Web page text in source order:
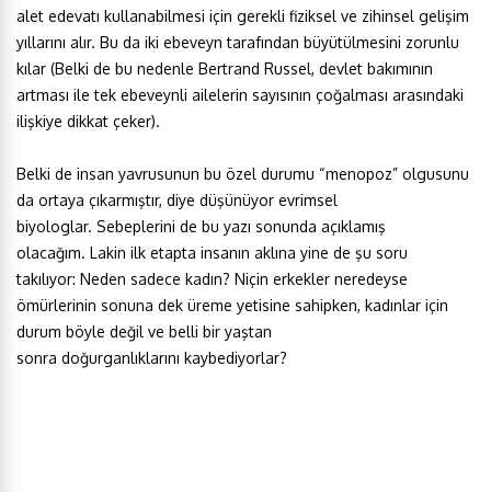
alet edevatı kullanabilmesi için gerekli fiziksel ve zihinsel gelişim
yıllarını alır. Bu da iki ebeveyn tarafından büyütülmesini zorunlu
kılar (Belki de bu nedenle Bertrand Russel, devlet bakımının
artması ile tek ebeveynli ailelerin sayısının çoğalması arasındaki
ilişkiye dikkat çeker).
Belki de insan yavrusunun bu özel durumu “menopoz” olgusunu
da ortaya çıkarmıştır, diye düşünüyor evrimsel
biyologlar. Sebeplerini de bu yazı sonunda açıklamış
olacağım. Lakin ilk etapta insanın aklına yine de şu soru
takılıyor: Neden sadece kadın? Niçin erkekler neredeyse
ömürlerinin sonuna dek üreme yetisine sahipken, kadınlar için
durum böyle değil ve belli bir yaştan
sonra doğurganlıklarını kaybediyorlar?